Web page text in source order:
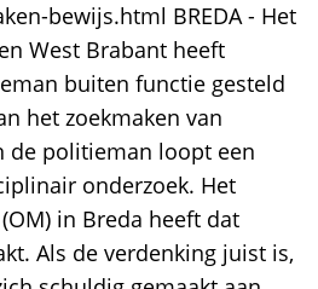
bewijs.html BREDA - Het
West Brabant heeft
buiten functie gesteld
het zoekmaken van
de politieman loopt een
onderzoek. Het
in Breda heeft dat
Als de verdenking juist is,